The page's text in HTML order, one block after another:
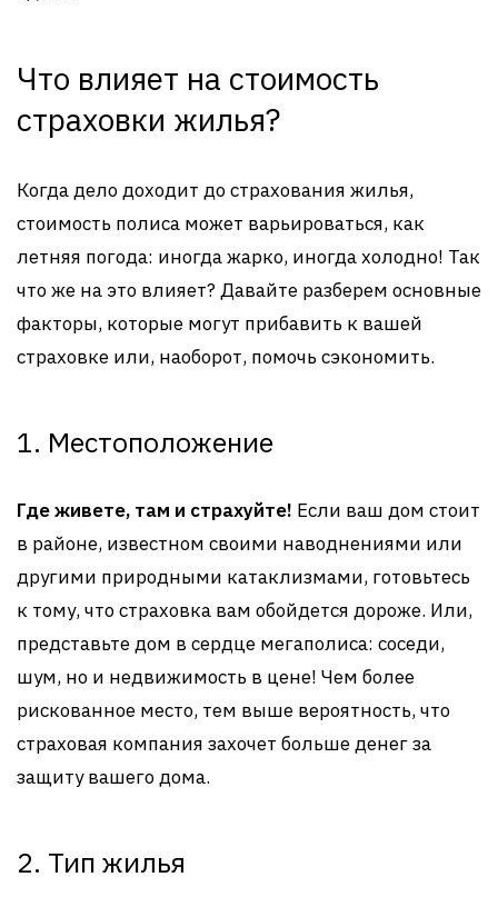
Что влияет на стоимость
страховки жилья?
Когда дело доходит до страхования жилья,
стоимость полиса может варьироваться, как
летняя погода: иногда жарко, иногда холодно! Так
что же на это влияет? Давайте разберем основные
факторы, которые могут прибавить к вашей
страховке или, наоборот, помочь сэкономить.
1. Местоположение
Где живете, там и страхуйте! Если ваш дом стоит
в районе, известном своими наводнениями или
другими природными катаклизмами, готовьтесь
к тому, что страховка вам обойдется дороже. Или,
представьте дом в сердце мегаполиса: соседи,
шум, но и недвижимость в цене! Чем более
рискованное место, тем выше вероятность, что
страховая компания захочет больше денег за
защиту вашего дома.
2. Тип жилья